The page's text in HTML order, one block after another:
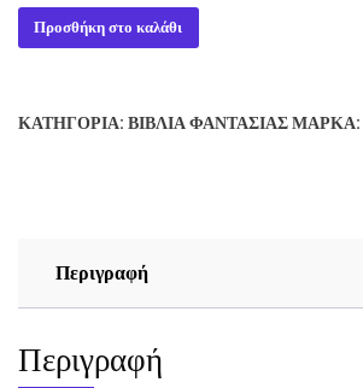
THE
BRAVE
-
Προσθήκη στο καλάθι
ΚΑΤΗΓΟΡΊΑ: ΒΙΒΛΊΑ ΦΑΝΤΑΣΊΑΣΜΆΡΚΑ:
Περιγραφή
Περιγραφή